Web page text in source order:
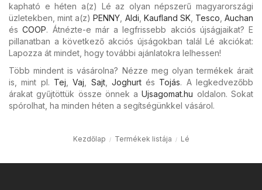
kapható e héten a(z) Lé az olyan népszerű magyarországi
üzletekben, mint a(z)PENNY Aldi Kaufland SK, Tesco Auchan
ésCOOP. Átnézte-e már a legfrissebb akciós újságjaikat? E
pillanatban a következő akciós újságokban talál Lé akciókat:
Lapozza át mindet, hogy további ajánlatokra lelhessen!
Több mindent is vásárolna? Nézze meg olyan termékek árait
is, mint pl. Tej ,Vaj Sajt, Joghurtés Tojás. A legkedvezőbb
árakat gyűjtöttük össze önnek aUjsagomat.hu oldalon. Sokat
spórolhat, ha minden héten a segítségünkkel vásárol.
Kezdőlap Termékek listája Lé